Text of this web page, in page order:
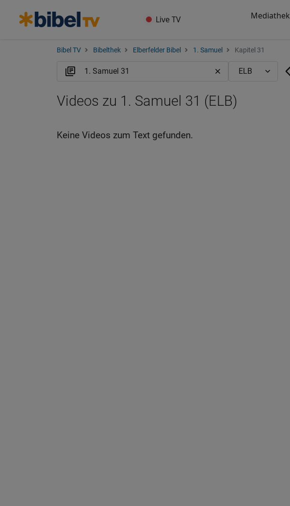
Live TV Mediathek
Bibel TV Bibelthek Elberfelder Bibel 1. Samuel Kapitel 31
Videos zu 1. Samuel 31 (ELB)
Keine Videos zum Text gefunden.